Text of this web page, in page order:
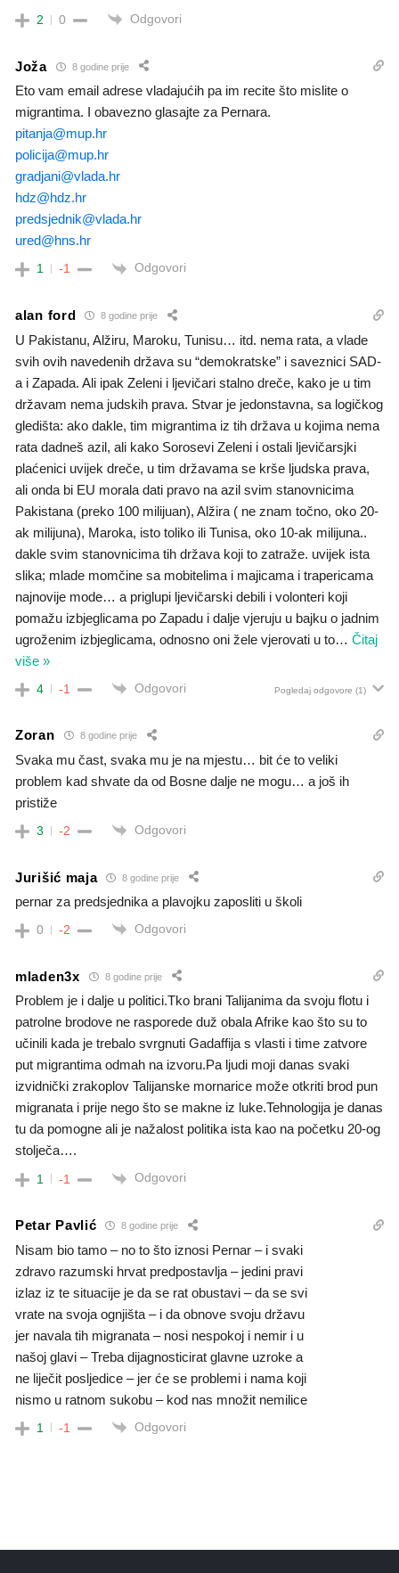
2 0 Odgovori
Joža 8 godine prije
Eto vam email adrese vladajućih pa im recite što mislite o
migrantima. I obavezno glasajte za Pernara.
pitanja@mup.hr
policija@mup.hr
gradjani@vlada.hr
hdz@hdz.hr
predsjednik@vlada.hr
ured@hns.hr
1 -1 Odgovori
alan ford 8 godine prije
U Pakistanu, Alžiru, Maroku, Tunisu… itd. nema rata, a vlade
svih ovih navedenih država su “demokratske” i saveznici SAD-
a i Zapada. Ali ipak Zeleni i ljevičari stalno dreče, kako je u tim
državam nema judskih prava. Stvar je jedonstavna, sa logičkog
gledišta: ako dakle, tim migrantima iz tih država u kojima nema
rata dadneš azil, ali kako Sorosevi Zeleni i ostali ljevičarsjki
plaćenici uvijek dreče, u tim državama se krše ljudska prava,
ali onda bi EU morala dati pravo na azil svim stanovnicima
Pakistana (preko 100 milijuan), Alžira ( ne znam točno, oko 20-
ak milijuna), Maroka, isto toliko ili Tunisa, oko 10-ak milijuna..
dakle svim stanovnicima tih država koji to zatraže. uvijek ista
slika; mlade momčine sa mobitelima i majicama i trapericama
najnovije mode… a priglupi ljevičarski debili i volonteri koji
pomažu izbjeglicama po Zapadu i dalje vjeruju u bajku o jadnim
ugroženim izbjeglicama, odnosno oni žele vjerovati u to… Čitaj
više »
4 -1 Odgovori Pogledaj odgovore (1)
Zoran 8 godine prije
Svaka mu čast, svaka mu je na mjestu… bit će to veliki
problem kad shvate da od Bosne dalje ne mogu… a još ih
pristiže
3 -2 Odgovori
Jurišić maja 8 godine prije
pernar za predsjednika a plavojku zaposliti u školi
0 -2 Odgovori
mladen3x 8 godine prije
Problem je i dalje u politici.Tko brani Talijanima da svoju flotu i
patrolne brodove ne rasporede duž obala Afrike kao što su to
učinili kada je trebalo svrgnuti Gadaffija s vlasti i time zatvore
put migrantima odmah na izvoru.Pa ljudi moji danas svaki
izvidnički zrakoplov Talijanske mornarice može otkriti brod pun
migranata i prije nego što se makne iz luke.Tehnologija je danas
tu da pomogne ali je nažalost politika ista kao na početku 20-og
stolječa….
1 -1 Odgovori
Petar Pavlić 8 godine prije
Nisam bio tamo – no to što iznosi Pernar – i svaki
zdravo razumski hrvat predpostavlja – jedini pravi
izlaz iz te situacije je da se rat obustavi – da se svi
vrate na svoja ognjišta – i da obnove svoju državu
jer navala tih migranata – nosi nespokoj i nemir i u
našoj glavi – Treba dijagnosticirat glavne uzroke a
ne liječit posljedice – jer će se problemi i nama koji
nismo u ratnom sukobu – kod nas množit nemilice
1 -1 Odgovori